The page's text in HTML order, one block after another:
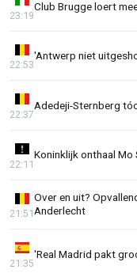
Club Brugge loert
23:19
'Antwerp niet
22:53
Adedeji-Sternberg
22:37
Koninklijk onthaal Mo
22:11
Over en uit?
Anderlecht
21:51
'Real Madrid pakt
21:35